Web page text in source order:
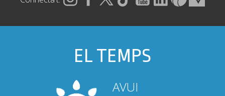
EL TEMPS
AVUI